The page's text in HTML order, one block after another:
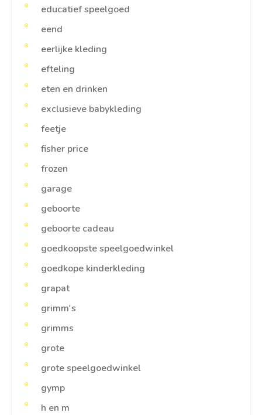
educatief speelgoed
eend
eerlijke kleding
efteling
eten en drinken
exclusieve babykleding
feetje
fisher price
frozen
garage
geboorte
geboorte cadeau
goedkoopste speelgoedwinkel
goedkope kinderkleding
grapat
grimm's
grimms
grote
grote speelgoedwinkel
gymp
h en m